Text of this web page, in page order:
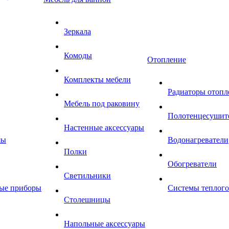
приборы
Зеркала
Комоды
Комплекты мебели
Мебель под раковину
Настенные аксессуары
Полки
Светильники
Столешницы
Напольные аксессуары
Отопление
Радиаторы
Водонагреватели
Обогреватели
Системы